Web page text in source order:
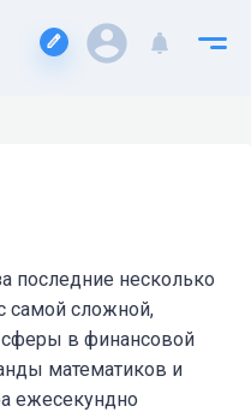
последние несколько
самой сложной,
в финансовой
математиков и
ежесекундно